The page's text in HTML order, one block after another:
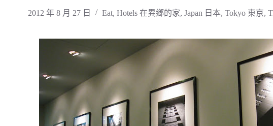
2012 年 8 月 27 日 Eat, Hotels 在異鄉的家, Japan 日本, Tokyo 東京,